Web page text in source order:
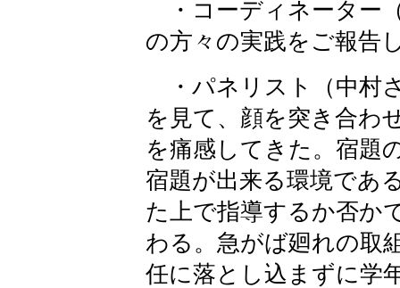
・コーディネーター
の方々の実践をご報告
・パネリスト（中村
を見て、顔を突き合わ
を痛感してきた。宿題
宿題が出来る環境であ
た上で指導するか否か
わる。急がば廻れの取
任に落とし込まずに学